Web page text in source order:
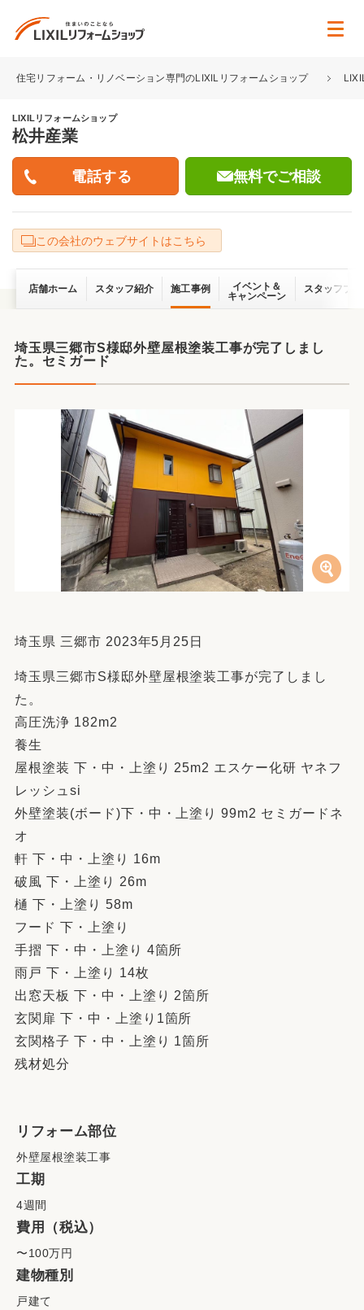
住宅リフォーム・リノベーション専門のLIXILリフォームショップ
LIXILリフォームショップ
松井産業
無料でご相談
この会社のウェブサイトはこちら
店舗ホーム スタッフ紹介 施工事例
イベント＆
キャンペーン
スタッフブ
埼玉県三郷市S様邸外壁屋根塗装工事が完了しまし
た。セミガード
埼玉県 三郷市 2023年5月25日
埼玉県三郷市S様邸外壁屋根塗装工事が完了しまし
た。
高圧洗浄 182m2
養生
屋根塗装 下・中・上塗り 25m2 エスケー化研 ヤネフ
レッシュsi
外壁塗装(ボード)下・中・上塗り 99m2 セミガードネ
オ
軒 下・中・上塗り 16m
破風 下・上塗り 26m
樋 下・上塗り 58m
フード 下・上塗り
手摺 下・中・上塗り 4箇所
雨戸 下・上塗り 14枚
出窓天板 下・中・上塗り 2箇所
玄関扉 下・中・上塗り1箇所
玄関格子 下・中・上塗り 1箇所
残材処分
リフォーム部位
外壁屋根塗装工事
工期
4週間
費用（税込）
〜100万円
建物種別
戸建て